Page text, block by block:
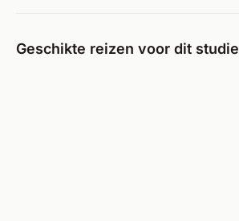
Geschikte reizen voor dit